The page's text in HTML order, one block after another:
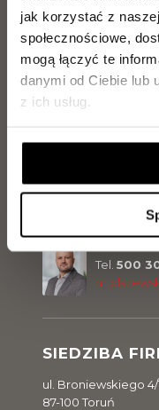
jak korzystać z
społecznościowe,
mogą łączyć te
danymi od Ciebie lub
z ich usług.
SIEDZIBA
ul. Broniewskiego 4/
87-100 Toruń
Jarosław
Tel. 889
729
Tel. 500